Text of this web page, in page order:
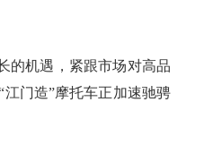
的机遇，紧跟市场对高品
门造”摩托车正加速驰骋